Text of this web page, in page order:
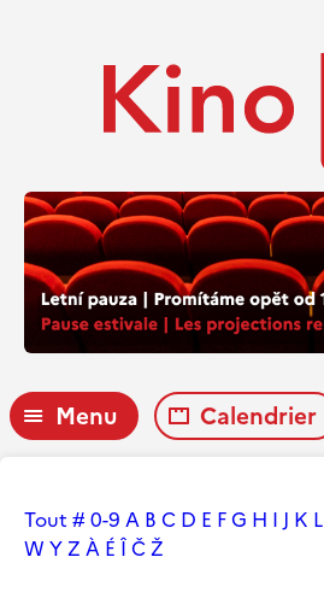
Menu Calendrier
Tout # 0-9 A B C D E FG H I J K L
W YZ À É ÎČŽ